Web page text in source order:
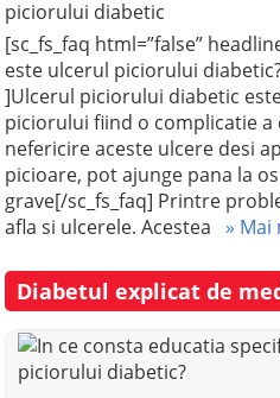
[sc_fs_faq html=”false”
este ulcerul piciorului
]Ulcerul piciorului diabetic
piciorului fiind o complicatie
nefericire aceste ulcere desi
picioare, pot ajunge pana la
grave[/sc_fs_faq] Printre
afla si ulcerele. Acestea » Mai
Diabetul explicat de